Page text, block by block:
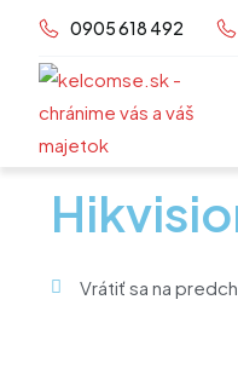
Preskočiť
obsah
0905 618 492
Vrátiť sa na